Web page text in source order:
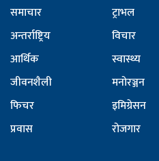
समाचार
अन्तर्राष्ट्रिय
आर्थिक
जीवनशैली
फिचर
प्रवास
ट्राभल
विचार
स्वास्थ्य
मनोरञ्जन
इमिग्रेसन
रोजगार